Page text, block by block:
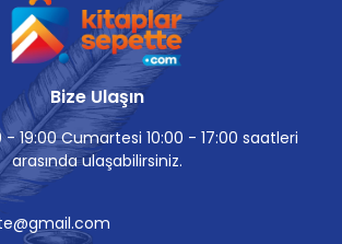
Bize Ulaşın
19:00 Cumartesi 10:00 - 17:00 saatleri
arasında ulaşabilirsiniz.